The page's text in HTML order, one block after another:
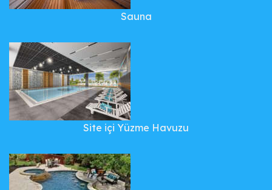
Sauna
Site içi Yüzme Havuzu